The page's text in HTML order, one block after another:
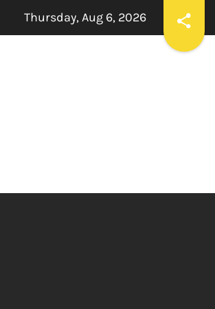
ਸਪੀਕਰ ਇਹ ਯਕੀਨੀ ਬਣਾਉਣ ਕਿ ਇਕਪੱਖੀ ਰਾਜਨੀਤੀ ਤੱਥਾਂ
Thursday, Aug 6, 2026